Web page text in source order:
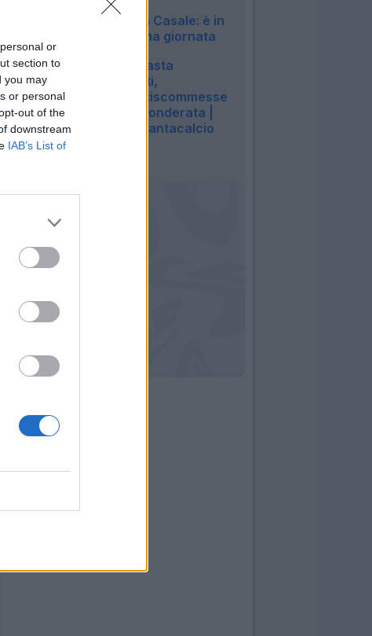
or
section to
you may
or personal
out of the
downstream
IAB’s List of
Bologna, si ferma Casale: è in
dubbio per la prima giornata
20:13
LIVE! Guida per l'asta
perfetta: campetti,
scommesse e antiscommesse
| Griglia Portieri ponderata |
Summer Vibes | Fantacalcio
TV